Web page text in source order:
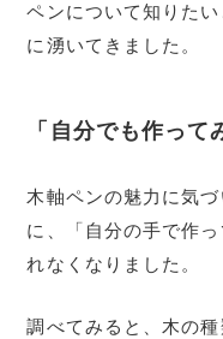
ペンについて知りた
に湧いてきました。
「自分でも作っ
木軸ペンの魅力に気
に、「自分の手で作
れなくなりました。
調べてみると、木の